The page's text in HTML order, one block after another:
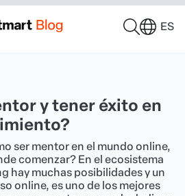
ES
y tener éxito en
ser mentor en el mundo online,
comenzar? En el ecosistema
hay muchas posibilidades y un
online, es uno de los mejores